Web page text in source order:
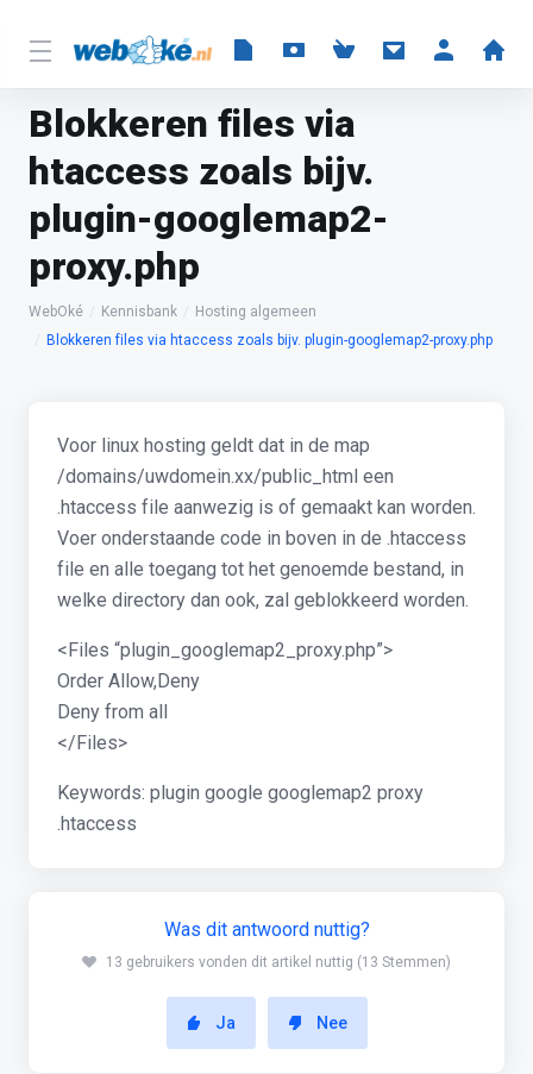
Blokkeren files via
htaccess zoals bijv.
plugin-googlemap2-
proxy.php
WebOké Kennisbank
Hosting algemeen
Blokkeren files via htaccess zoals bijv. plugin-googlemap2-proxy.php
Voor linux hosting geldt dat in de map
/domains/uwdomein.xx/public_html een
.htaccess file aanwezig is of gemaakt kan worden.
Voer onderstaande code in boven in de .htaccess
file en alle toegang tot het genoemde bestand, in
welke directory dan ook, zal geblokkeerd worden.
<Files “plugin_googlemap2_proxy.php”>
Order Allow,Deny
Deny from all
</Files>
Keywords: plugin google googlemap2 proxy
.htaccess
Was dit antwoord nuttig?
13 gebruikers vonden dit artikel nuttig (13 Stemmen)
Ja Nee